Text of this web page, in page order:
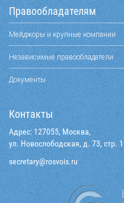
Правообладателям
Мейджоры и крупные компании
Независимые правообладатели
Документы
Контакты
Адрес: 127055, Москва,
ул. Новослободская, д. 73, стр. 1
ur.siovsor
@yraterces